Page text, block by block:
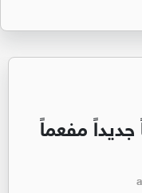
مفعماً